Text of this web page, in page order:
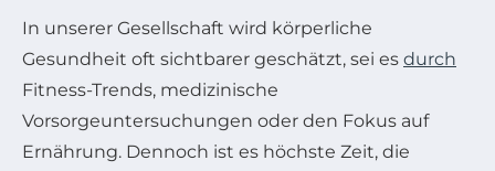
In unserer Gesellschaft wird körperliche
Gesundheit oft sichtbarer geschätzt, sei es durch
Fitness-Trends, medizinische
Vorsorgeuntersuchungen oder den Fokus auf
Ernährung. Dennoch ist es höchste Zeit, die